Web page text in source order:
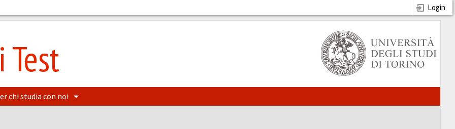
Login
chi studia con noi